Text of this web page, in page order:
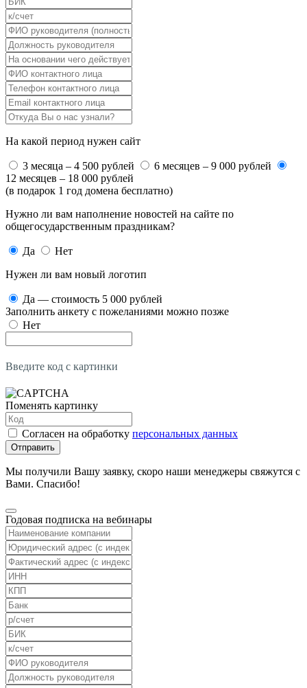
На какой период нужен сайт
3 месяца – 4 500 рублей
6 месяцев – 9 000 рублей
12 месяцев – 18 000 рублей
(в подарок 1 год домена бесплатно)
Нужно ли вам наполнение новостей на сайте по
общегосударственным праздникам?
Да
Нет
Нужен ли вам новый логотип
Да — стоимость 5 000 рублей
Заполнить анкету с пожеланиями можно позже
Нет
Введите код с картинки
Поменять картинку
Согласен на обработку персональных данных
Отправить
Мы получили Вашу заявку, скоро наши менеджеры свяжутся с
Вами. Спасибо!
Годовая подписка на вебинары